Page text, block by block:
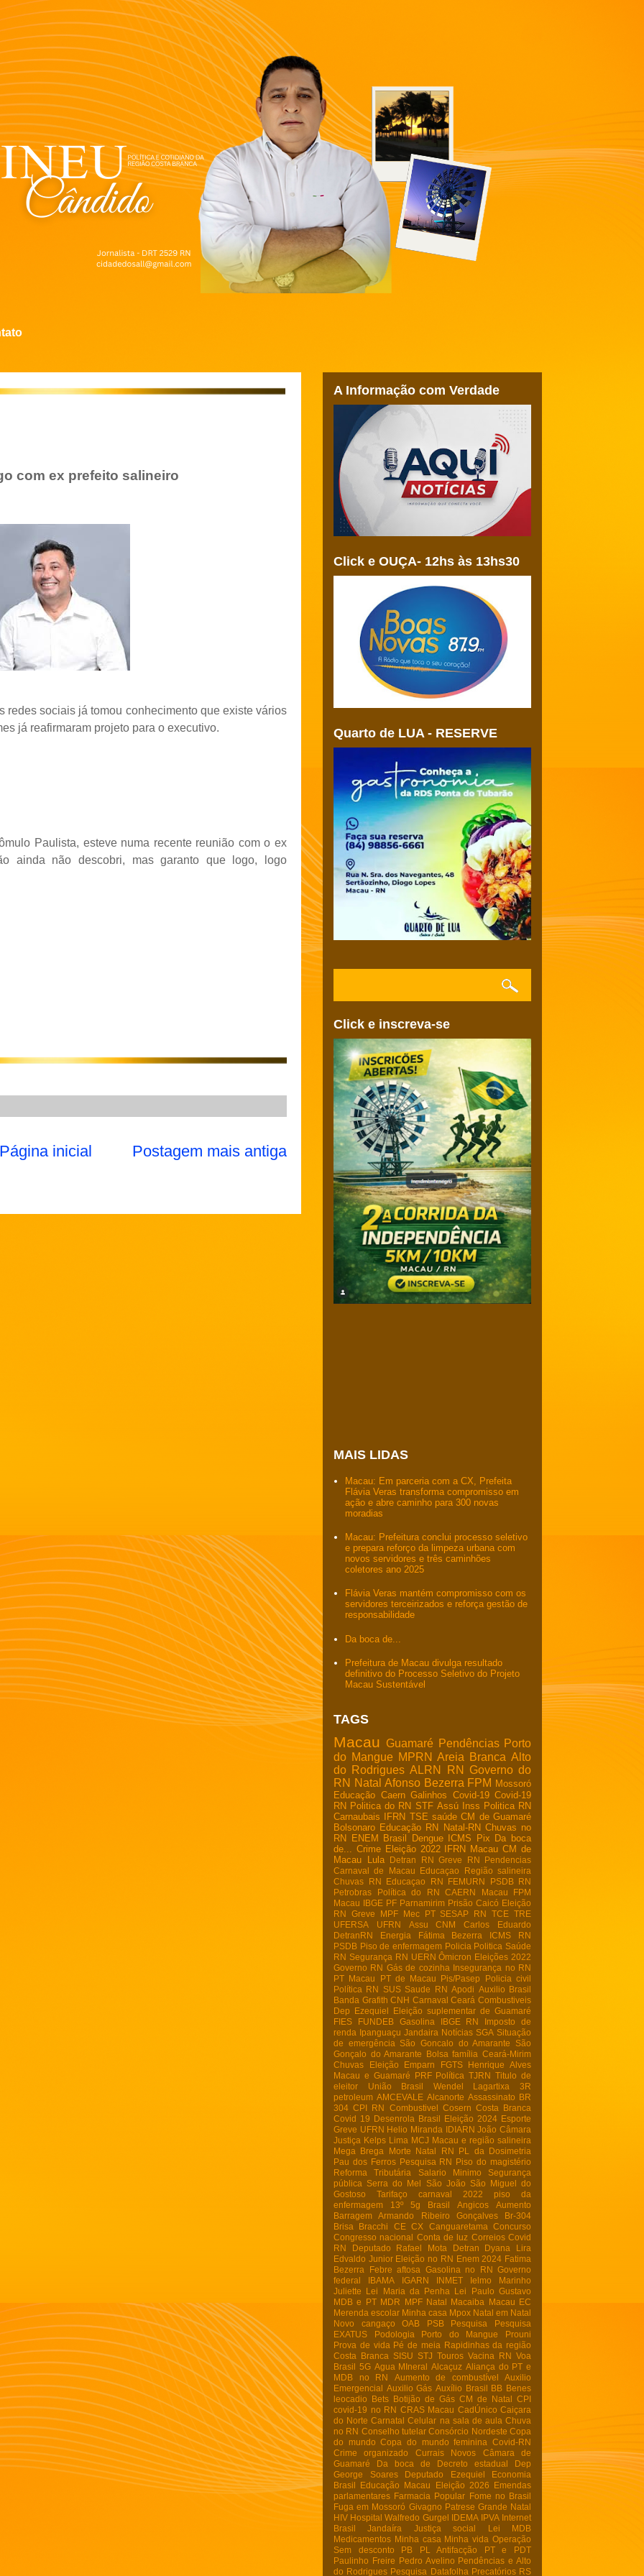
com ex prefeito salineiro
redes sociais já tomou conhecimento que existe vários
já reafirmaram projeto para o executivo.
Paulista, esteve numa recente reunião com o ex
ainda não descobri, mas garanto que logo, logo
Postagem mais antiga
Página inicial
A Informação com Verdade
Click e OUÇA- 12hs às 13hs30
Quarto de LUA - RESERVE
Click e inscreva-se
MAIS LIDAS
Macau: Em parceria com a CX, Prefeita
Flávia Veras transforma compromisso em
ação e abre caminho para 300 novas
moradias
Macau: Prefeitura conclui processo seletivo
e prepara reforço da limpeza urbana com
novos servidores e três caminhões
coletores ano 2025
Flávia Veras mantém compromisso com os
servidores terceirizados e reforça gestão de
responsabilidade
Da boca de...
Prefeitura de Macau divulga resultado
definitivo do Processo Seletivo do Projeto
Macau Sustentável
TAGS
Macau Guamaré Pendências Porto
do Mangue MPRN Areia Branca Alto
do Rodrigues ALRN RN
Governo do
RN Natal Afonso Bezerra FPM Mossoró
Educação Caern Galinhos Covid-19 Covid-19
RN Politica do RN STF Assú Inss Politica RN
Carnaubais
IFRN TSE saúde CM de Guamaré
Bolsonaro Educação RN Natal-RN Chuvas no
RN
ENEM Brasil Dengue ICMS Pix Da boca
de...
Crime Eleição 2022 IFRN Macau CM de
Macau
Lula Detran RN Greve RN
Pendencias
Carnaval de Macau
Educaçao
Região salineira
Chuvas RN
Educaçao RN FEMURN
PSDB RN
Petrobras
Política do RN CAERN Macau
FPM
Macau IBGE PF Parnamirim Prisão Caicó Eleição
RN
Greve MPF Mec PT SESAP RN TCE TRE
UFERSA
UFRN Assu CNM
Carlos Eduardo
DetranRN
Energia Fátima Bezerra
ICMS RN
PSDB Piso de enfermagem Policia Politica Saúde
RN Segurança RN UERN Ômicron Eleições 2022
Governo RN Gás de cozinha Insegurança no RN
PT Macau
PT de Macau Pis/Pasep
Policia civil
Política RN
SUS Saude RN Apodi Auxilio Brasil
Banda Grafith CNH Carnaval Ceará Combustiveis
Dep Ezequiel
Eleição suplementar de Guamaré
FIES
FUNDEB Gasolina IBGE RN
Imposto de
renda Ipanguaçu Jandaira Notícias SGA Situação
de emergência
São Goncalo do Amarante
São
Gonçalo do Amarante
Bolsa família Ceará-Mirim
Chuvas
Eleição Emparn FGTS
Henrique Alves
Macau e Guamaré
PRF Política TJRN Titulo de
eleitor
União Brasil Wendel Lagartixa
3R
petroleum AMCEVALE Alcanorte Assassinato BR
304 CPI RN Combustivel Cosern Costa Branca
Covid 19 Desenrola Brasil Eleição 2024 Esporte
Greve UFRN Helio Miranda IDIARN João Câmara
Justiça Kelps Lima MCJ Macau e região salineira
Mega Brega
Morte Natal RN
PL da Dosimetria
Pau dos Ferros Pesquisa RN Piso do magistério
Reforma Tributária
Salario Minimo
Segurança
pública
Serra do Mel São João
São Miguel do
Gostoso
Tarifaço carnaval 2022
piso da
enfermagem
13º 5g Brasil Angicos
Aumento
Barragem Armando Ribeiro Gonçalves
Br-304
Brisa Bracchi
CE CX Canguaretama
Concurso
Congresso nacional Conta de luz Correios Covid
RN
Deputado Rafael Mota Detran
Dyana Lira
Edvaldo Junior Eleição no RN Enem 2024 Fatima
Bezerra
Febre aftosa Gasolina no RN Governo
federal
IBAMA IGARN INMET
Ielmo Marinho
Juliette
Lei Maria da Penha
Lei Paulo Gustavo
MDB e PT MDR MPF Natal Macaiba
Macau EC
Merenda escolar Minha casa Mpox Natal em Natal
Novo cangaço
OAB PSB Pesquisa
Pesquisa
EXATUS
Podologia Porto do Mangue
Prouni
Prova de vida Pé de meia Rapidinhas da região
Costa Branca
SISU STJ Touros Vacina RN Voa
Brasil 5G Agua MIneral Alcaçuz Aliança do PT e
MDB no RN
Aumento de combustível
Auxilio
Emergencial Auxilio Gás Auxílio Brasil BB Benes
leocadio
Bets Botijão de Gás CM de Natal CPI
covid-19 no RN CRAS Macau CadÚnico Caiçara
do Norte Carnatal Celular na sala de aula Chuva
no RN Conselho tutelar Consórcio Nordeste Copa
do mundo Copa do mundo feminina
Covid-RN
Crime organizado
Currais Novos
Câmara de
Guamaré
Da boca de Decreto estadual
Dep
George Soares
Deputado Ezequiel
Economia
Brasil
Educação Macau Eleição 2026
Emendas
parlamentares Farmacia Popular Fome no Brasil
Fuga em Mossoró Givagno Patrese Grande Natal
HIV Hospital Walfredo Gurgel IDEMA IPVA Internet
Brasil
Jandaíra Justiça social Lei
MDB
Medicamentos Minha casa Minha vida Operação
Sem desconto
PB PL Antifacção
PT e PDT
Paulinho Freire Pedro Avelino Pendências e Alto
do Rodrigues Pesquisa Datafolha Precatórios RS